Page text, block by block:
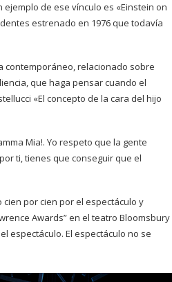
de ese vínculo es «Einstein on
estrenado en 1976 que todavía
contemporáneo, relacionado sobre
que haga pensar cuando el
«El concepto de la cara del hijo
Mia!. Yo respeto que la gente
ti, tienes que conseguir que el
por cien por el espectáculo y
Awards” en el teatro Bloomsbury
espectáculo. El espectáculo no se